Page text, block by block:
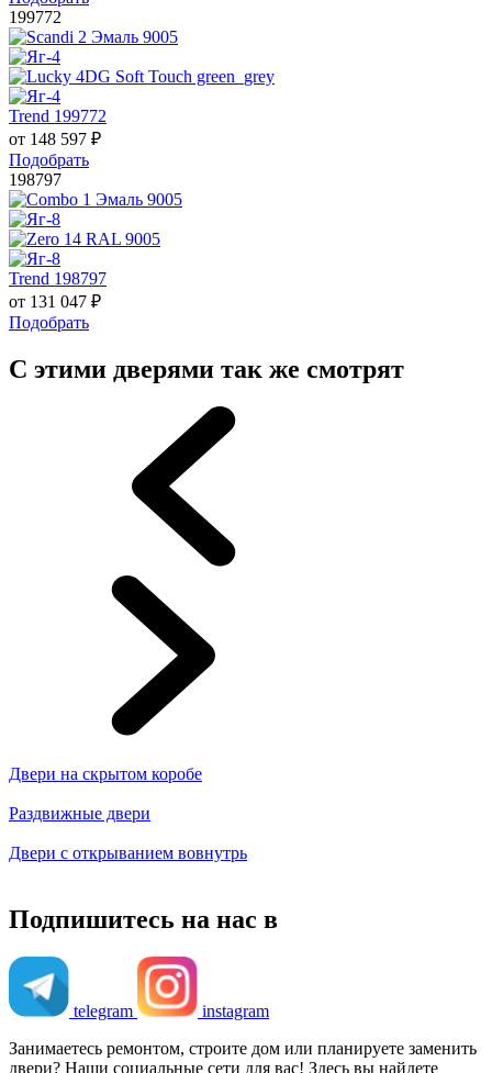
199772
Trend 199772
от 148 597 ₽
Подобрать
198797
Trend 198797
от 131 047 ₽
Подобрать
С этими дверями так же смотрят
Двери на скрытом коробе
Раздвижные двери
Двери с открыванием вовнутрь
Подпишитесь на нас в
telegram
instagram
Занимаетесь ремонтом, строите дом или планируете заменить
двери? Наши социальные сети для вас! Здесь вы найдете